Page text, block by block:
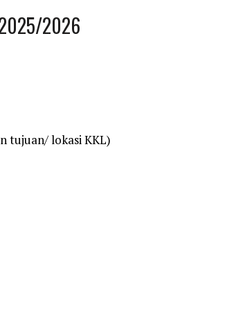
2026
tujuan/ lokasi KKL)